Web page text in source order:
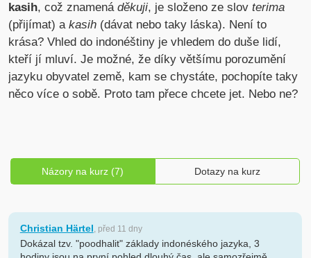
kasih, což znamenáděkuji, je složeno ze slovterima
(přijímat) akasih (dávat nebo taky láska). Není to
krása? Vhled do indonéštiny je vhledem do duše lidí,
kteří jí mluví. Je možné, že díky většímu porozumění
jazyku obyvatel země, kam se chystáte, pochopíte taky
něco více o sobě. Proto tam přece chcete jet. Nebo ne?
Názory na kurz (7) Dotazy na kurz
Christian Härtel, před 11 dny
Dokázal tzv. "poodhalit" základy indonéského jazyka, 3